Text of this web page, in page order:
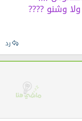
وشنو ????
رد